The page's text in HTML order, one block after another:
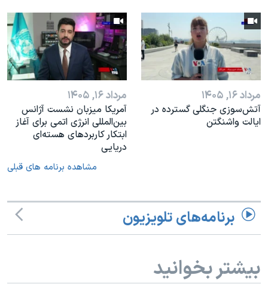
مرداد ۱۶, ۱۴۰۵
آتش‌سوزی جنگلی گسترده در
ایالت واشنگتن
مرداد ۱۶, ۱۴۰۵
آمریکا میزبان نشست آژانس
بین‌المللی انرژی اتمی برای آغاز
ابتکار کاربردهای هسته‌ای
دریایی
مشاهده برنامه های قبلی
برنامه‌های تلویزیون
بیشتر بخوانید